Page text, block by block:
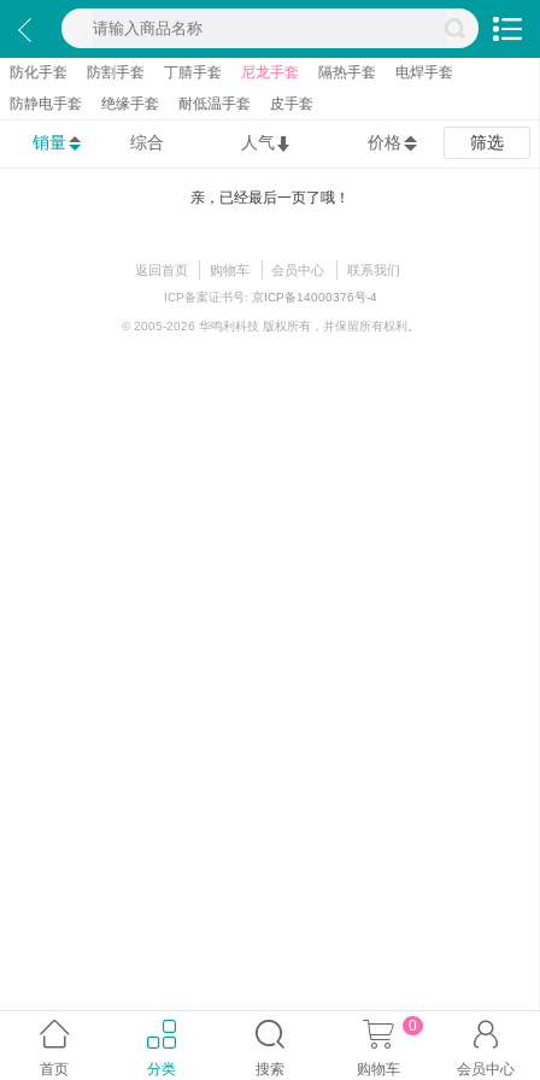
防化手套 防割手套 丁腈手套 尼龙手套 隔热手套
电焊手套
防静电手套
绝缘手套 耐低温手套 皮手套
销量 综合 人气 价格 筛选
亲，已经最后一页了哦！
返回首页 购物车 会员中心 联系我们
ICP备案证书号: 京ICP备14000376号-4
© 2005-2026 华鸣利科技 版权所有，并保留所有权利。

首页

分类

搜索

购物车
0 
会员中心